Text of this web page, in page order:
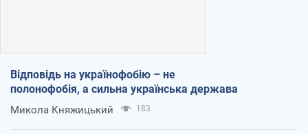
Відповідь на українофобію – не
полонофобія, а сильна українська держава
Микола Княжицький 183